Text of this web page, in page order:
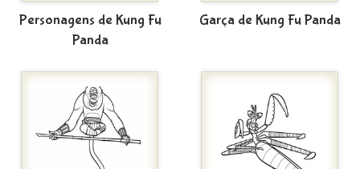
Personagens de Kung Fu
Panda
Garça de Kung Fu Panda